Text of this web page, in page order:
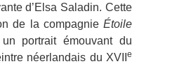
d’Elsa Saladin. Cette
de la compagnie Étoile
portrait émouvant du
néerlandais du XVII e